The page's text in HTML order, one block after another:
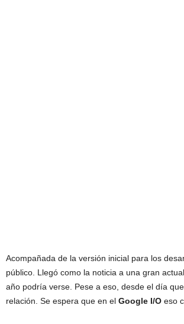
Acompañada de la versión inicial para los
público. Llegó como la noticia a una gran
año podría verse. Pese a eso, desde el día
relación. Se espera que en el Google I/O eso